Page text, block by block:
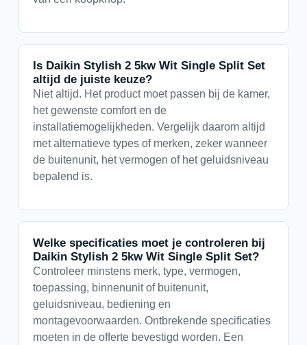
Is Daikin Stylish 2 5kw Wit Single Split Set
altijd de juiste keuze?
Niet altijd. Het product moet passen bij de kamer,
het gewenste comfort en de
installatiemogelijkheden. Vergelijk daarom altijd
met alternatieve types of merken, zeker wanneer
de buitenunit, het vermogen of het geluidsniveau
bepalend is.
Welke specificaties moet je controleren bij
Daikin Stylish 2 5kw Wit Single Split Set?
Controleer minstens merk, type, vermogen,
toepassing, binnenunit of buitenunit,
geluidsniveau, bediening en
montagevoorwaarden. Ontbrekende specificaties
moeten in de offerte bevestigd worden. Een